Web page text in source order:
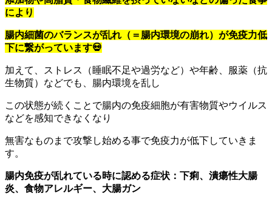
により
腸内細菌のバランスが乱れ（＝腸内環境の崩れ）が免疫力低
下に繋がっています💀
加えて、ストレス（睡眠不足や過労など）や年齢、服薬（抗
生物質）などでも、腸内環境を乱し
この状態が続くことで腸内の免疫細胞が有害物質やウイルス
などを感知できなくなり
無害なものまで攻撃し始める事で免疫力が低下していきま
す。
腸内免疫が乱れている時に認める症状：下痢、潰瘍性大腸
炎、食物アレルギー、大腸ガン